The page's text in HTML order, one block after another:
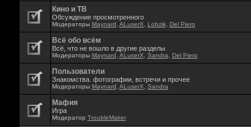
Кино и ТВ
Обсуждение просмотренного
Модераторы Maynard ALuserX Lobzik, Del Piero
Всё обо всём
Всё, что не вошло в другие разделы
Модераторы Maynard ALuserX Sandra Del Piero
Пользователи
Знакомства. фотографии, встречи и прочее
Модераторы Maynard ALuserX Sandra
Мафия
Игра
Модератор TroubleMaker